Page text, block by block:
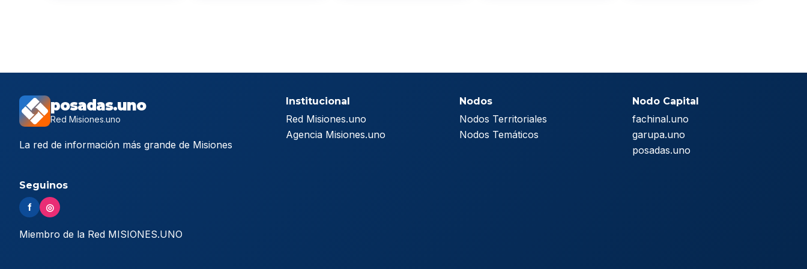
posadas.uno
Red Misiones.uno
La red de información más grande de Misiones
Institucional
Red Misiones.uno
Agencia Misiones.uno
Nodos
Nodos Territoriales
Nodos Temáticos
Nodo Capital
fachinal.uno
garupa.uno
posadas.uno
Seguinos
f ◎
Miembro de la Red MISIONES.UNO